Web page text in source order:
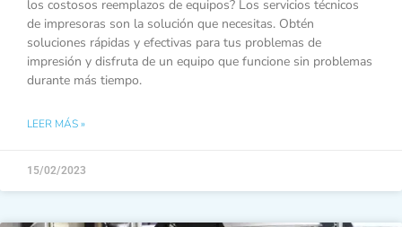
los costosos reemplazos de equipos? Los servicios técnicos
de impresoras son la solución que necesitas. Obtén
soluciones rápidas y efectivas para tus problemas de
impresión y disfruta de un equipo que funcione sin problemas
durante más tiempo.
LEER MÁS »
15/02/2023